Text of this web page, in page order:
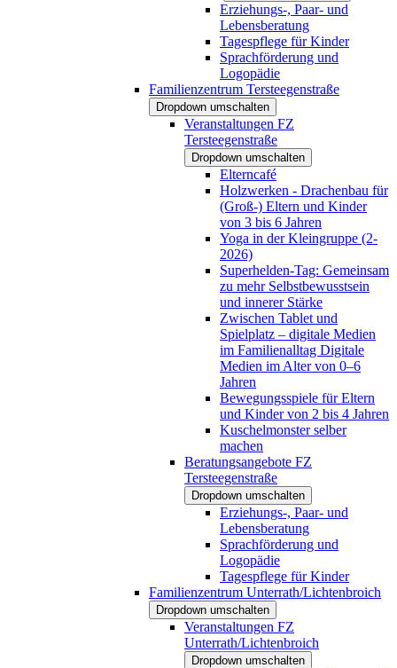
Erziehungs-, Paar- und
Lebensberatung
Tagespflege für Kinder
Sprachförderung und
Logopädie
Familienzentrum Tersteegenstraße
Dropdown umschalten
Veranstaltungen FZ
Tersteegenstraße
Dropdown umschalten
Elterncafé
Holzwerken - Drachenbau für
(Groß-) Eltern und Kinder
von 3 bis 6 Jahren
Yoga in der Kleingruppe (2-
2026)
Superhelden-Tag: Gemeinsam
zu mehr Selbstbewusstsein
und innerer Stärke
Zwischen Tablet und
Spielplatz – digitale Medien
im Familienalltag Digitale
Medien im Alter von 0–6
Jahren
Bewegungsspiele für Eltern
und Kinder von 2 bis 4 Jahren
Kuschelmonster selber
machen
Beratungsangebote FZ
Tersteegenstraße
Dropdown umschalten
Erziehungs-, Paar- und
Lebensberatung
Sprachförderung und
Logopädie
Tagespflege für Kinder
Familienzentrum Unterrath/Lichtenbroich
Dropdown umschalten
Veranstaltungen FZ
Unterrath/Lichtenbroich
Dropdown umschalten